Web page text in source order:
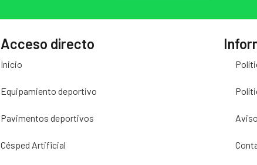
Acceso directo
Inicio
Equipamiento deportivo
Pavimentos deportivos
Césped Artificial